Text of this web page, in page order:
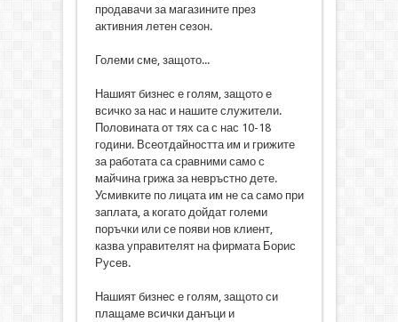
продавачи за магазините през
активния летен сезон.
Големи сме, защото...
Нашият бизнес е голям, защото е
всичко за нас и нашите служители.
Половината от тях са с нас 10-18
години. Всеотдайността им и грижите
за работата са сравними само с
майчина грижа за невръстно дете.
Усмивките по лицата им не са само при
заплата, а когато дойдат големи
поръчки или се появи нов клиент,
казва управителят на фирмата Борис
Русев.
Нашият бизнес е голям, защото си
плащаме всички данъци и